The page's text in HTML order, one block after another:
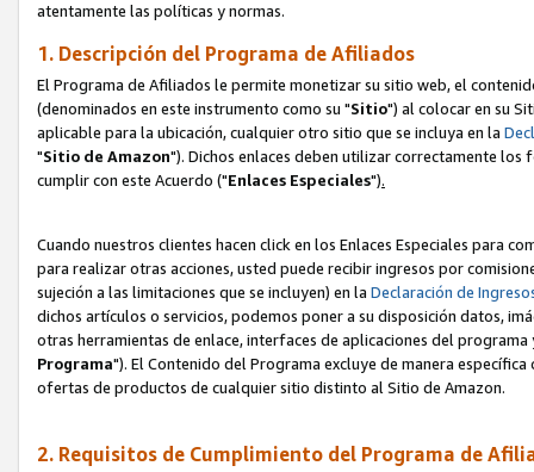
atentamente las políticas y normas.
1. Descripción del Programa de Afiliados
El Programa de Afiliados le permite monetizar su sitio web, el
(denominados en este instrumento como su "Sitio") al colocar en su
aplicable para la ubicación, cualquier otro sitio que se incluya en la
"Sitio de Amazon"). Dichos enlaces deben utilizar correctamente los
cumplir con este Acuerdo ("Enlaces Especiales").
Cuando nuestros clientes hacen click en los Enlaces Especiales para
para realizar otras acciones, usted puede recibir ingresos por
sujeción a las limitaciones que se incluyen) en la Declaración de
dichos artículos o servicios, podemos poner a su disposición datos,
otras herramientas de enlace, interfaces de aplicaciones del
Programa"). El Contenido del Programa excluye de manera
ofertas de productos de cualquier sitio distinto al Sitio de Amazon.
2. Requisitos de Cumplimiento del Programa de